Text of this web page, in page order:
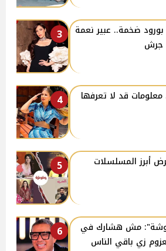
3
ضخمة.. عبير نعمة
جرش
4
قد لا تعرفها
5
أبرز المسلسلات
6
مش هشارك في
زي باقي الناس